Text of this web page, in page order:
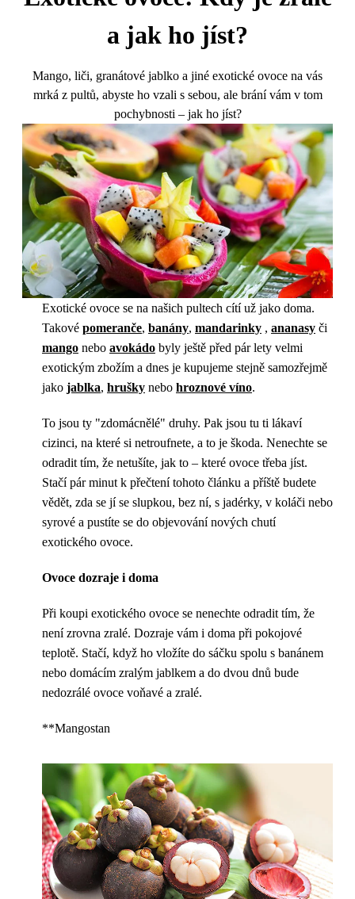
a jak ho jíst?
Mango, liči, granátové jablko a jiné exotické ovoce na vás
mrká z pultů, abyste ho vzali s sebou, ale brání vám v tom
pochybnosti – jak ho jíst?
Exotické ovoce se na našich pultech cítí už jako doma.
Takové pomeranče, banány, mandarinky , ananasy či
mango nebo avokádo byly ještě před pár lety velmi
exotickým zbožím a dnes je kupujeme stejně samozřejmě
jako jablka, hrušky nebo hroznové víno.
To jsou ty "zdomácnělé" druhy. Pak jsou tu ti lákaví
cizinci, na které si netroufnete, a to je škoda. Nenechte se
odradit tím, že netušíte, jak to – které ovoce třeba jíst.
Stačí pár minut k přečtení tohoto článku a příště budete
vědět, zda se jí se slupkou, bez ní, s jadérky, v koláči nebo
syrové a pustíte se do objevování nových chutí
exotického ovoce.
Ovoce dozraje i doma
Při koupi exotického ovoce se nenechte odradit tím, že
není zrovna zralé. Dozraje vám i doma při pokojové
teplotě. Stačí, když ho vložíte do sáčku spolu s banánem
nebo domácím zralým jablkem a do dvou dnů bude
nedozrálé ovoce voňavé a zralé.
**Mangostan